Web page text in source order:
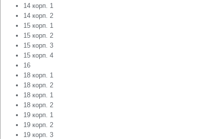
14 корп. 1
14 корп. 2
15 корп. 1
15 корп. 2
15 корп. 3
15 корп. 4
16
18 корп. 1
18 корп. 2
18 корп. 1
18 корп. 2
19 корп. 1
19 корп. 2
19 корп. 3